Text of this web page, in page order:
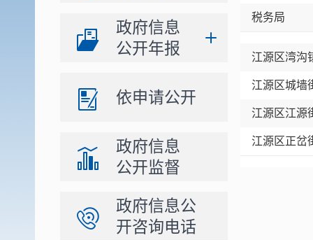
政府信息
公开年报
依申请公开
政府信息
公开监督
政府信息公
开咨询电话
税务局
江源区湾沟
江源区城墙
江源区江源
江源区正岔